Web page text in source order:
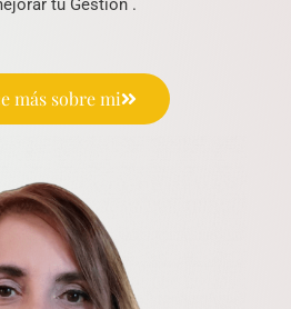
tu Gestión .
más sobre mi